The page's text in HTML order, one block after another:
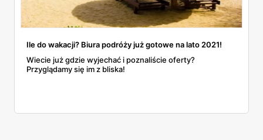
Ile do wakacji? Biura podróży już gotowe na lato 2021!
Wiecie już gdzie wyjechać i poznaliście oferty?
Przyglądamy się im z bliska!